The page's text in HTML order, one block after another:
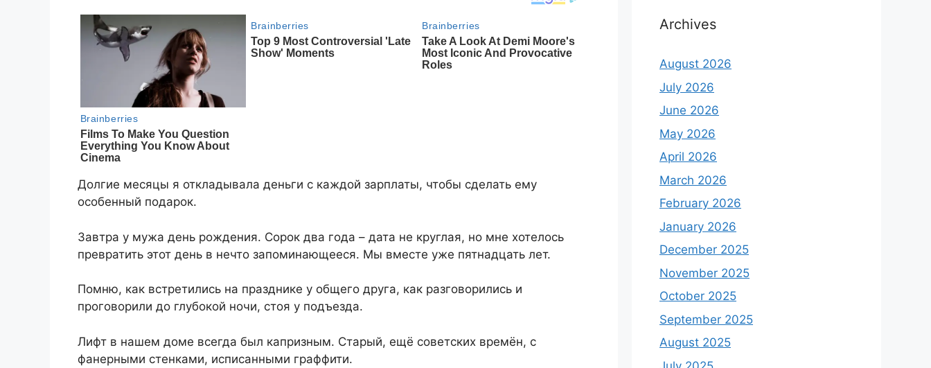
Долгие месяцы я откладывала деньги с каждой зарплаты, чтобы сделать ему
особенный подарок.
Завтра у мужа день рождения. Сорок два года – дата не круглая, но мне хотелось
превратить этот день в нечто запоминающееся. Мы вместе уже пятнадцать лет.
Помню, как встретились на празднике у общего друга, как разговорились и
проговорили до глубокой ночи, стоя у подъезда.
Лифт в нашем доме всегда был капризным. Старый, ещё советских времён, с
фанерными стенками, исписанными граффити.
Archives
August 2026
July 2026
June 2026
May 2026
April 2026
March 2026
February 2026
January 2026
December 2025
November 2025
October 2025
September 2025
August 2025